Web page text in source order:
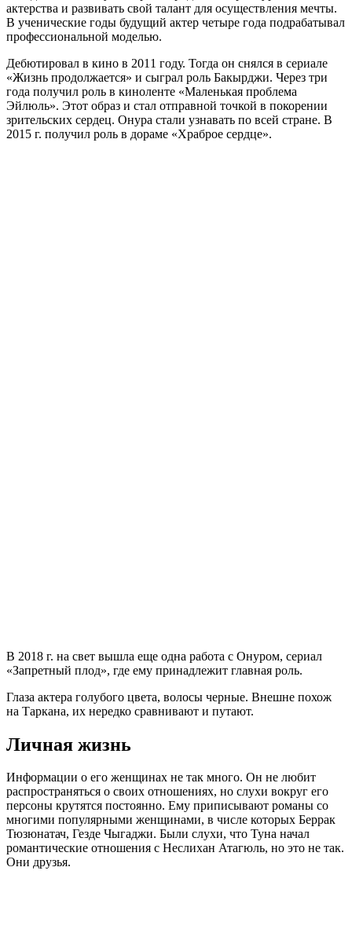
актерства и развивать свой талант для осуществления мечты.
В ученические годы будущий актер четыре года подрабатывал
профессиональной моделью.
Дебютировал в кино в 2011 году. Тогда он снялся в сериале
«Жизнь продолжается» и сыграл роль Бакырджи. Через три
года получил роль в киноленте «Маленькая проблема
Эйлюль». Этот образ и стал отправной точкой в покорении
зрительских сердец. Онура стали узнавать по всей стране. В
2015 г. получил роль в дораме «Храброе сердце».
В 2018 г. на свет вышла еще одна работа с Онуром, сериал
«Запретный плод», где ему принадлежит главная роль.
Глаза актера голубого цвета, волосы черные. Внешне похож
на Таркана, их нередко сравнивают и путают.
Личная жизнь
Информации о его женщинах не так много. Он не любит
распространяться о своих отношениях, но слухи вокруг его
персоны крутятся постоянно. Ему приписывают романы со
многими популярными женщинами, в числе которых Беррак
Тюзюнатач, Гезде Чыгаджи. Были слухи, что Туна начал
романтические отношения с Неслихан Атагюль, но это не так.
Они друзья.